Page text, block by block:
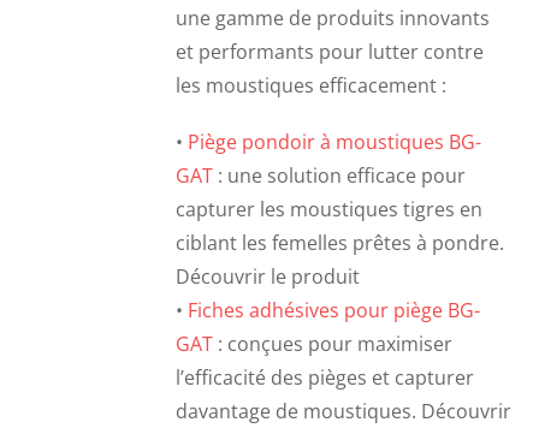
une gamme de produits innovants
et performants pour lutter contre
les moustiques efficacement :
• Piège pondoir à moustiques BG-
GAT : une solution efficace pour
capturer les moustiques tigres en
ciblant les femelles prêtes à pondre.
Découvrir le produit
• Fiches adhésives pour piège BG-
GAT : conçues pour maximiser
l’efficacité des pièges et capturer
davantage de moustiques. Découvrir